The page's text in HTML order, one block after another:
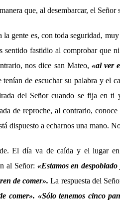
que, al desembarcar, el
gente es, con toda seguridad,
sentido fastidio al comprobar que
nos dice san Mateo, «al ver
de escuchar su palabra y el
del Señor cuando se fija en
de reproche, al contrario,
dispuesto a echarnos una mano.
El día va de caída y el lugar
al Señor: «Estamos en
de comer». La respuesta del
comer». «Sólo tenemos cinco